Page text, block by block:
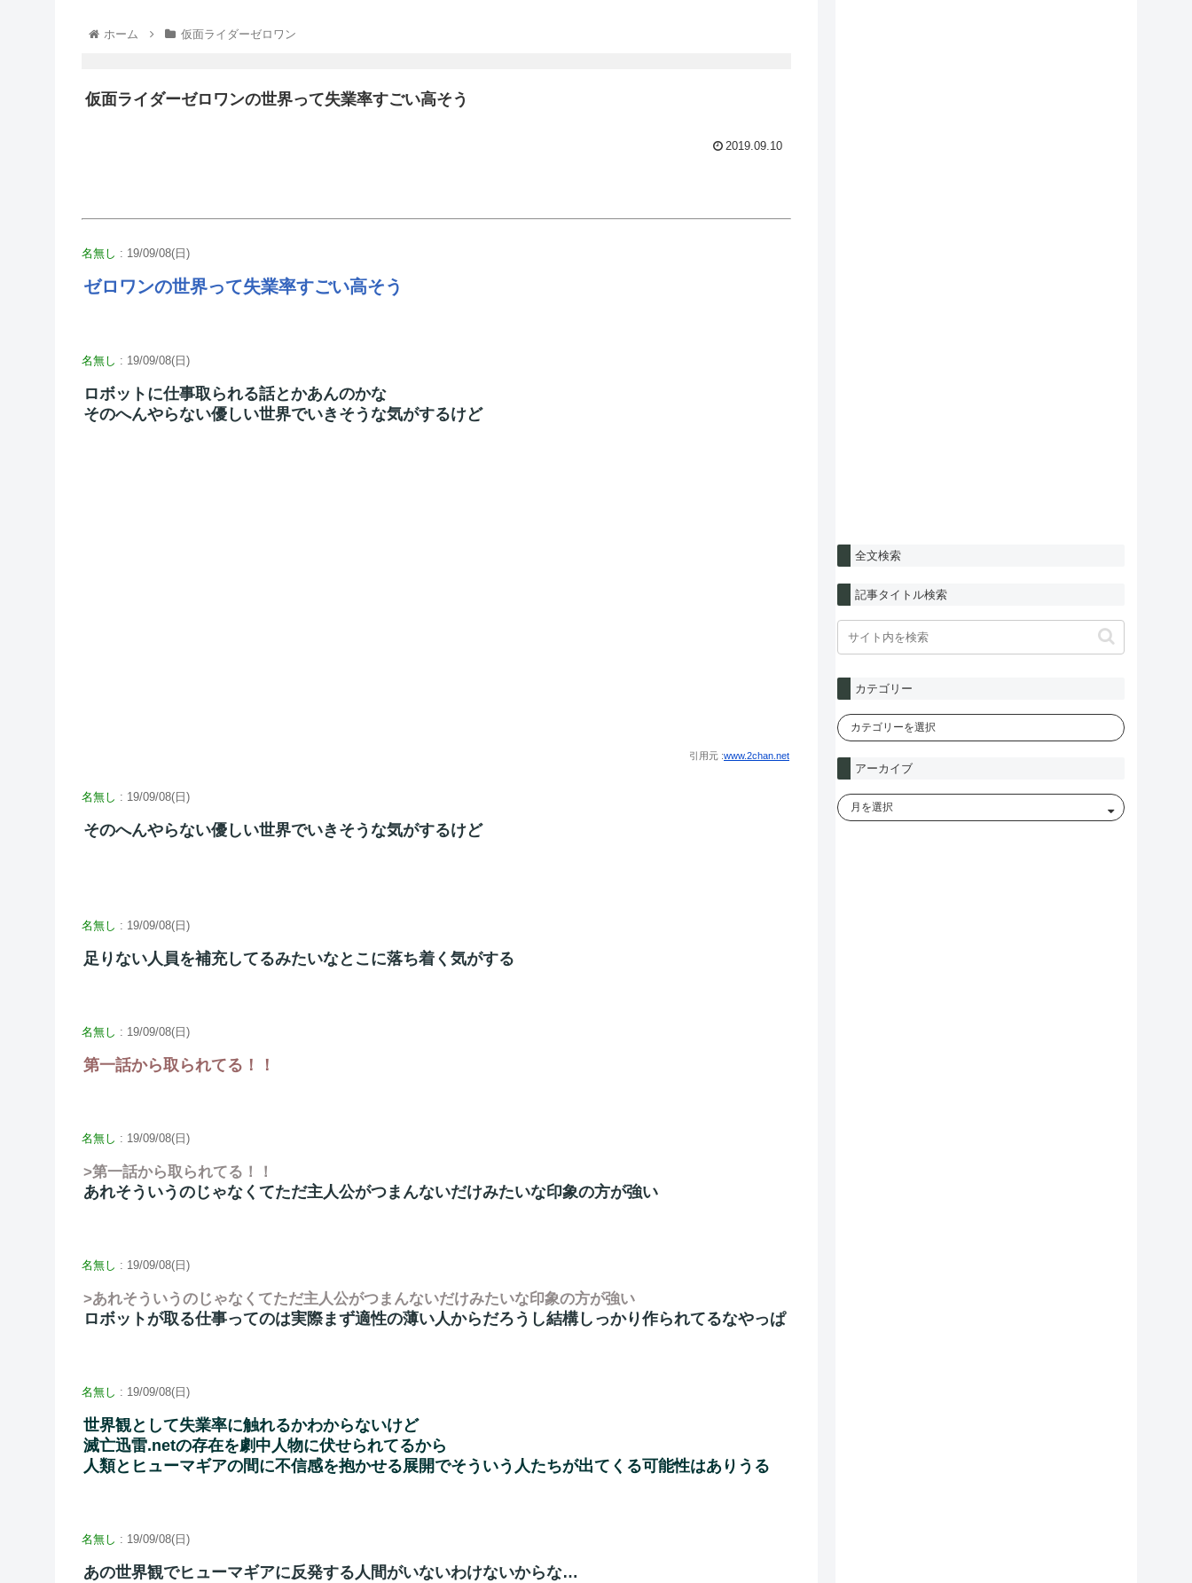
ホーム 仮面ライダーゼロワン
仮面ライダーゼロワンの世界って失業率すごい高そう
2019.09.10
名無し : 19/09/08(日)
ゼロワンの世界って失業率すごい高そう
名無し : 19/09/08(日)
ロボットに仕事取られる話とかあんのかな
そのへんやらない優しい世界でいきそうな気がするけど
引用元 :www.2chan.net
名無し : 19/09/08(日)
そのへんやらない優しい世界でいきそうな気がするけど
名無し : 19/09/08(日)
足りない人員を補充してるみたいなとこに落ち着く気がする
名無し : 19/09/08(日)
第一話から取られてる！！
名無し : 19/09/08(日)
>第一話から取られてる！！
あれそういうのじゃなくてただ主人公がつまんないだけみたいな印象の方が強い
名無し : 19/09/08(日)
>あれそういうのじゃなくてただ主人公がつまんないだけみたいな印象の方が強い
ロボットが取る仕事ってのは実際まず適性の薄い人からだろうし結構しっかり作られてるなやっぱ
名無し : 19/09/08(日)
世界観として失業率に触れるかわからないけど
滅亡迅雷.netの存在を劇中人物に伏せられてるから
人類とヒューマギアの間に不信感を抱かせる展開でそういう人たちが出てくる可能性はありうる
名無し : 19/09/08(日)
あの世界観でヒューマギアに反発する人間がいないわけないからな…
全文検索
記事タイトル検索
カテゴリー
アーカイブ